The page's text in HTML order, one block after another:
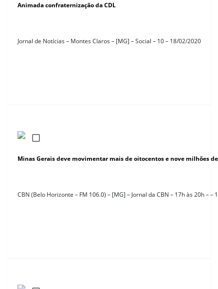
Animada confraternização da CDL
Jornal de Notícias – Montes Claros – [MG] – Social – 10 – 18/02/2020
Minas Gerais deve movimentar mais de oitocentos e nove milhões
CBN (Belo Horizonte – FM 106.0) – [MG] – Jornal da CBN – 17h às 20h – –